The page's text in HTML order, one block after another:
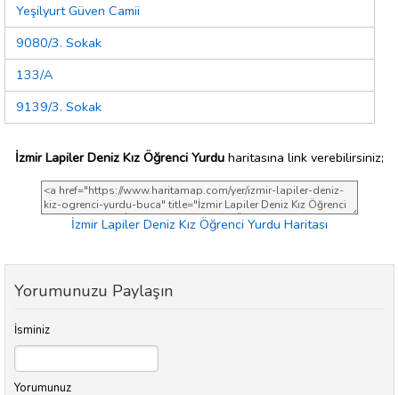
Yeşilyurt Güven Camii
9080/3. Sokak
133/A
9139/3. Sokak
İzmir Lapiler Deniz Kız Öğrenci Yurdu haritasına link verebilirsiniz;
İzmir Lapiler Deniz Kız Öğrenci Yurdu Haritası
Yorumunuzu Paylaşın
İsminiz
Yorumunuz